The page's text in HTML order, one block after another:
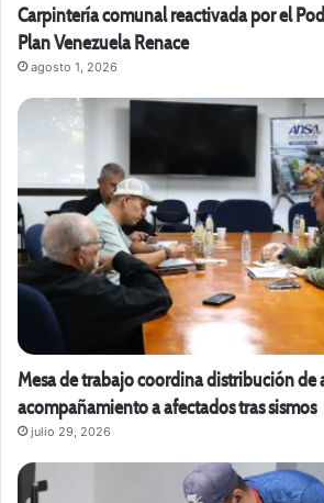
Carpintería comunal reactivada por el
Plan Venezuela Renace
agosto 1, 2026
Mesa de trabajo coordina distribución de
acompañamiento a afectados tras sismos
julio 29, 2026